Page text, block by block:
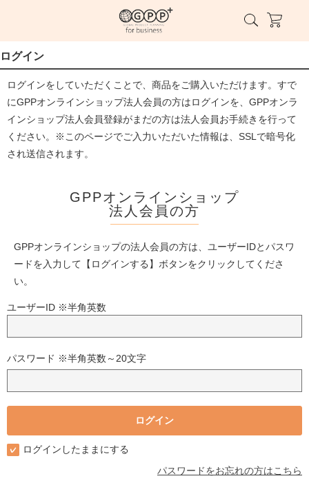
ログイン
ログインをしていただくことで、商品をご購入いただけます。すで
にGPPオンラインショップ法人会員の方はログインを、GPPオンラ
インショップ法人会員登録がまだの方は法人会員お手続きを行って
ください。※このページでご入力いただいた情報は、SSLで暗号化
され送信されます。
GPPオンラインショップ
法人会員の方
GPPオンラインショップの法人会員の方は、ユーザーIDとパスワ
ードを入力して【ログインする】ボタンをクリックしてくださ
い。
ユーザーID ※半角英数
パスワード ※半角英数～20文字
ログインしたままにする
パスワードをお忘れの方はこちら